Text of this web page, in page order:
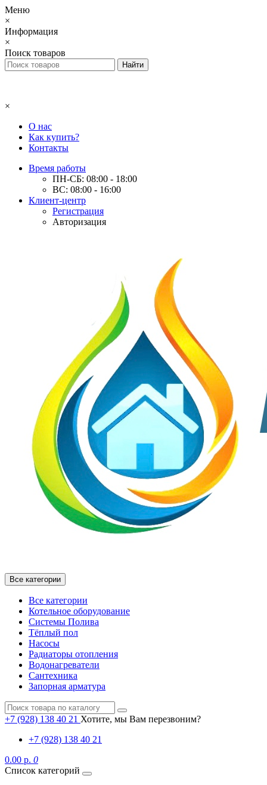
Меню
×
Информация
×
Поиск товаров
×
О нас
Как купить?
Контакты
Время работы
ПН-СБ: 08:00 - 18:00
ВС: 08:00 - 16:00
Клиент-центр
Регистрация
Авторизация
Все категории
Все категории
Котельное оборудование
Системы Полива
Тёплый пол
Насосы
Радиаторы отопления
Водонагреватели
Сантехника
Запорная арматура
+7 (928) 138 40 21 Хотите, мы Вам перезвоним?
+7 (928) 138 40 21
0.00 р. 0
Список категорий